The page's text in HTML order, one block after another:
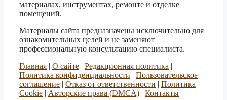
материалах, инструментах, ремонте и отделке
помещений.
Материалы сайта предназначены исключительно для
ознакомительных целей и не заменяют
профессиональную консультацию специалиста.
Главная | О сайте | Редакционная политика |
Политика конфиденциальности | Пользовательское
соглашение | Отказ от ответственности | Политика
Cookie | Авторские права (DMCA) | Контакты